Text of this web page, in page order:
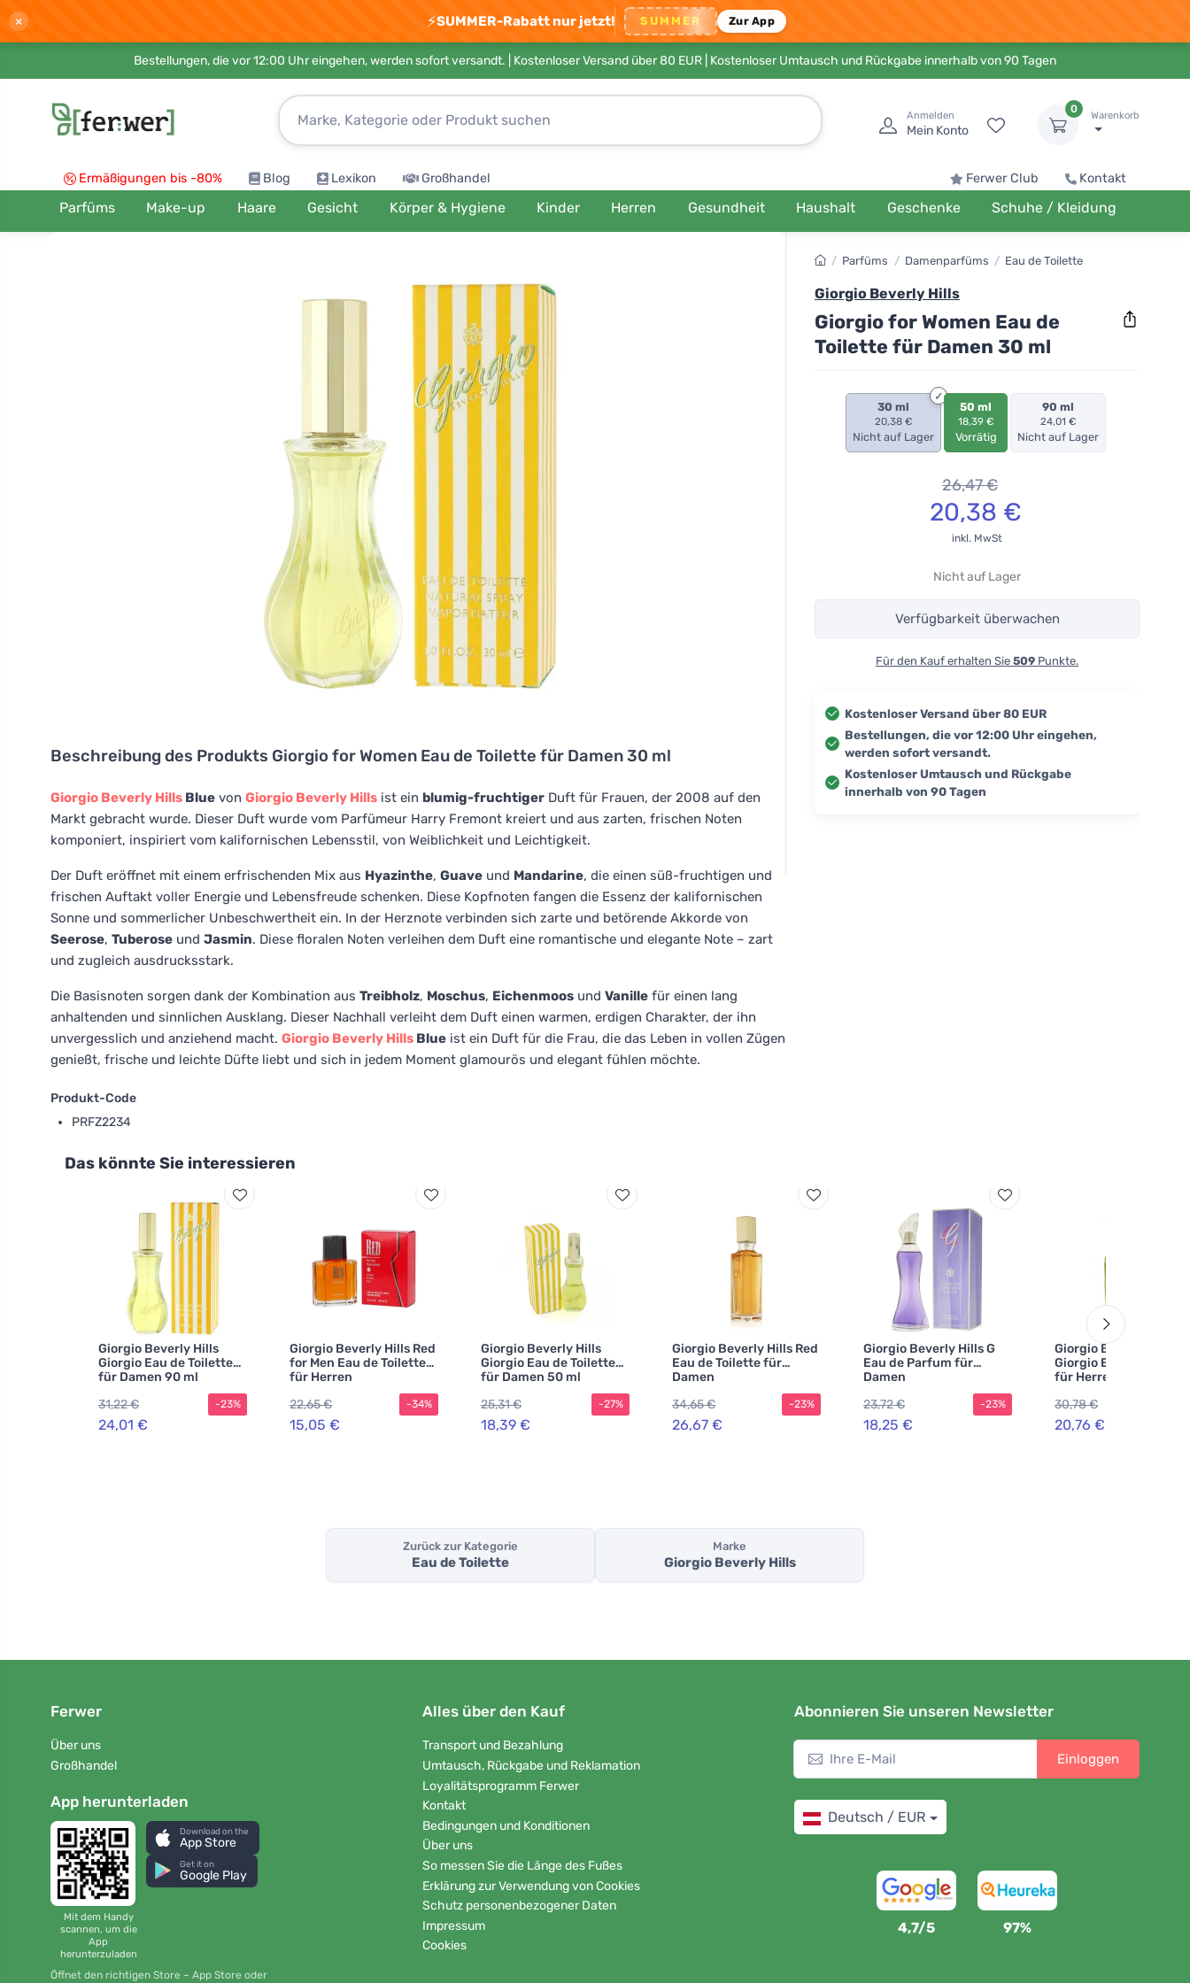
× ⚡SUMMER-Rabatt nur jetzt! SUMMER Zur App
Bestellungen, die vor 12:00 Uhr eingehen, werden sofort versandt. | Kostenloser Versand über 80 EUR | Kostenloser Umtausch und Rückgabe innerhalb von 90 Tagen
Anmelden
Mein Konto
0
Warenkorb
Ermäßigungen bis -80% Blog Lexikon Großhandel Ferwer Club Kontakt
Parfüms Make-up Haare Gesicht Körper & Hygiene Kinder Herren Gesundheit Haushalt Geschenke Schuhe / Kleidung
Beschreibung des Produkts Giorgio for Women Eau de Toilette für Damen 30 ml
Giorgio Beverly Hills Blue von Giorgio Beverly Hills ist ein blumig-fruchtiger Duft für Frauen, der 2008 auf den
Markt gebracht wurde. Dieser Duft wurde vom Parfümeur Harry Fremont kreiert und aus zarten, frischen Noten
komponiert, inspiriert vom kalifornischen Lebensstil, von Weiblichkeit und Leichtigkeit.
Der Duft eröffnet mit einem erfrischenden Mix aus Hyazinthe, Guave und Mandarine, die einen süß-fruchtigen und
frischen Auftakt voller Energie und Lebensfreude schenken. Diese Kopfnoten fangen die Essenz der kalifornischen
Sonne und sommerlicher Unbeschwertheit ein. In der Herznote verbinden sich zarte und betörende Akkorde von
Seerose, Tuberose und Jasmin. Diese floralen Noten verleihen dem Duft eine romantische und elegante Note – zart
und zugleich ausdrucksstark.
Die Basisnoten sorgen dank der Kombination aus Treibholz, Moschus, Eichenmoos und Vanille für einen lang
anhaltenden und sinnlichen Ausklang. Dieser Nachhall verleiht dem Duft einen warmen, erdigen Charakter, der ihn
unvergesslich und anziehend macht. Giorgio Beverly Hills Blue ist ein Duft für die Frau, die das Leben in vollen Zügen
genießt, frische und leichte Düfte liebt und sich in jedem Moment glamourös und elegant fühlen möchte.
Produkt-Code
PRFZ2234
/ Parfüms / Damenparfüms / Eau de Toilette
Giorgio Beverly Hills
Giorgio for Women Eau de
Toilette für Damen 30 ml
30 ml
20,38 €
Nicht auf Lager
50 ml
18,39 €
Vorrätig
90 ml
24,01 €
Nicht auf Lager
26,47€
20,38 €
inkl. MwSt
Nicht auf Lager
Verfügbarkeit überwachen
Für den Kauf erhalten Sie 509 Punkte.
Kostenloser Versand über 80 EUR
Bestellungen, die vor 12:00 Uhr eingehen,
werden sofort versandt.
Kostenloser Umtausch und Rückgabe
innerhalb von 90 Tagen
Das könnte Sie interessieren
Giorgio Beverly Hills
Giorgio Eau de Toilette
für Damen 90 ml
31,22 €
24,01 €
-23%
Giorgio Beverly Hills Red
for Men Eau de Toilette
für Herren
22,65 €
15,05 €
-34%
Giorgio Beverly Hills
Giorgio Eau de Toilette
für Damen 50 ml
25,31 €
18,39 €
-27%
Giorgio Beverly Hills Red
Eau de Toilette für
Damen
34,65 €
26,67 €
-23%
Giorgio Beverly Hills G
Eau de Parfum für
Damen
23,72 €
18,25 €
-23%
Giorgio Beverly Hills
Giorgio Eau de Toilette
für Herren 118 ml
30,78 €
20,76 €
Zurück zur Kategorie
Eau de Toilette
Marke
Giorgio Beverly Hills
Ferwer
Über uns
Großhandel
App herunterladen
Mit dem Handy
scannen, um die
App
herunterzuladen
Download on the
App Store
Get it on
Google Play
Öffnet den richtigen Store – App Store oder
Alles über den Kauf
Transport und Bezahlung
Umtausch, Rückgabe und Reklamation
Loyalitätsprogramm Ferwer
Kontakt
Bedingungen und Konditionen
Über uns
So messen Sie die Länge des Fußes
Erklärung zur Verwendung von Cookies
Schutz personenbezogener Daten
Impressum
Cookies
Abonnieren Sie unseren Newsletter
Einloggen
Deutsch / EUR
4,7/5 97%